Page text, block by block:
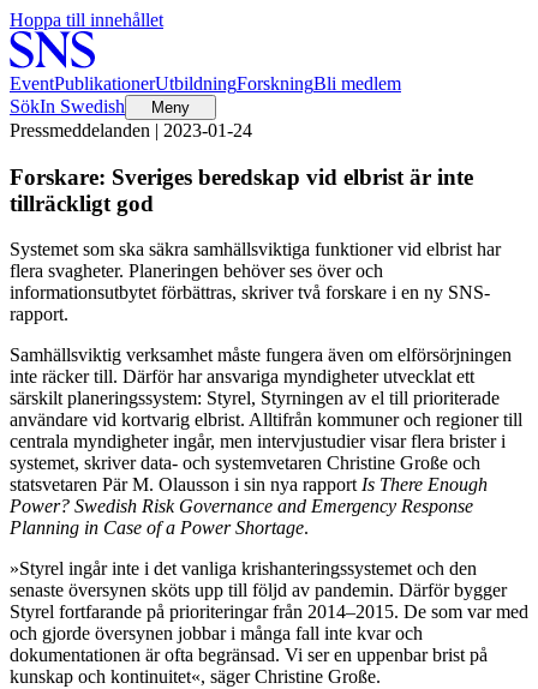
Hoppa till innehållet
EventPublikationerUtbildningForskningBli medlem
SökIn Swedish Meny
Pressmeddelanden | 2023-01-24
Forskare: Sveriges beredskap vid elbrist är inte
tillräckligt god
Systemet som ska säkra samhällsviktiga funktioner vid elbrist har
flera svagheter. Planeringen behöver ses över och
informationsutbytet förbättras, skriver två forskare i en ny SNS-
rapport.
Samhällsviktig verksamhet måste fungera även om elförsörjningen
inte räcker till. Därför har ansvariga myndigheter utvecklat ett
särskilt planeringssystem: Styrel, Styrningen av el till prioriterade
användare vid kortvarig elbrist. Alltifrån kommuner och regioner till
centrala myndigheter ingår, men intervjustudier visar flera brister i
systemet, skriver data- och systemvetaren Christine Große och
statsvetaren Pär M. Olausson i sin nya rapportIs There Enough
Power? Swedish Risk Governance and Emergency Response
Planning in Case of a Power Shortage.
»Styrel ingår inte i det vanliga krishanteringssystemet och den
senaste översynen sköts upp till följd av pandemin. Därför bygger
Styrel fortfarande på prioriteringar från 2014–2015. De som var med
och gjorde översynen jobbar i många fall inte kvar och
dokumentationen är ofta begränsad. Vi ser en uppenbar brist på
kunskap och kontinuitet«, säger Christine Große.